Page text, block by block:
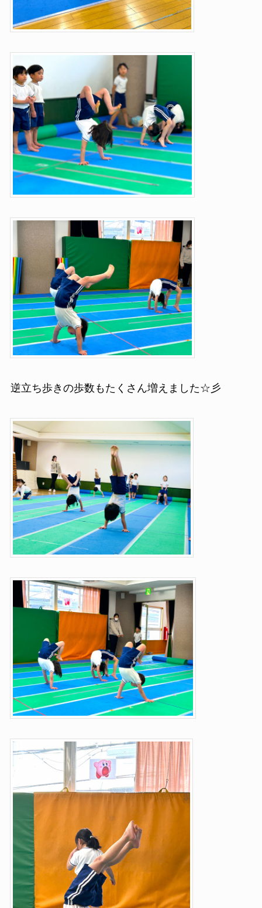
逆立ち歩きの歩数もたくさん増えました☆彡